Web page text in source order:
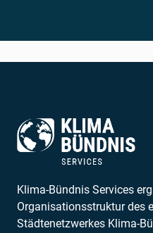
Klima-Bündnis Services
Organisationsstruktur des
Städtenetzwerkes Klima-